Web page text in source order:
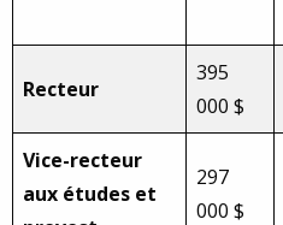
Recteur
395
000 $
Vice-recteur
aux études et
297
000 $